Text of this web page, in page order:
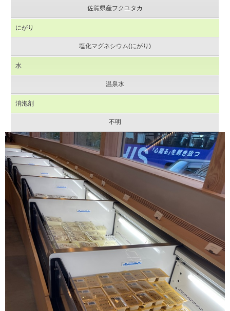
佐賀県産フクユタカ
にがり
塩化マグネシウム(にがり)
水
温泉水
消泡剤
不明